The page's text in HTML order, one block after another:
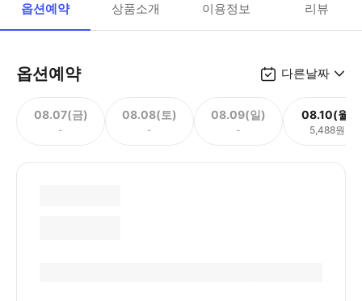
옵션예약 상품소개 이용정보 리뷰
옵션예약 다른날짜
08.07(금)
-
08.08(토)
-
08.09(일)
-
08.10(월)
5,488원